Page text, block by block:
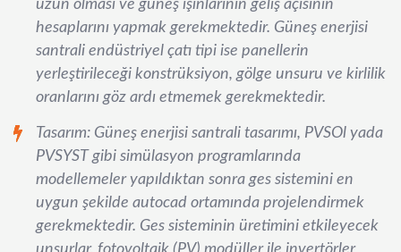
uzun olması ve güneş ışınlarının geliş açısının
hesaplarını yapmak gerekmektedir. Güneş enerjisi
santrali endüstriyel çatı tipi ise panellerin
yerleştirileceği konstrüksiyon, gölge unsuru ve kirlilik
oranlarını göz ardı etmemek gerekmektedir.
Tasarım: Güneş enerjisi santrali tasarımı, PVSOl yada
PVSYST gibi simülasyon programlarında
modellemeler yapıldıktan sonra ges sistemini en
uygun şekilde autocad ortamında projelendirmek
gerekmektedir. Ges sisteminin üretimini etkileyecek